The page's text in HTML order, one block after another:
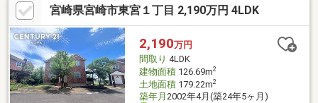
宮崎県宮崎市東宮１丁目 2,190万円 4LDK
2,190万円
間取り 4LDK
建物面積126.69m2
土地面積179.22m2
築年月 2002年4月(築24年5ヶ月)